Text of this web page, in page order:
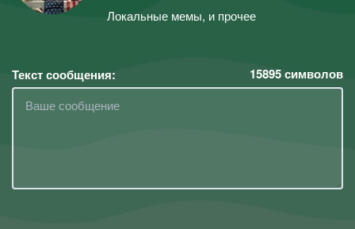
Локальные мемы, и прочее
Текст сообщения: 15895символов